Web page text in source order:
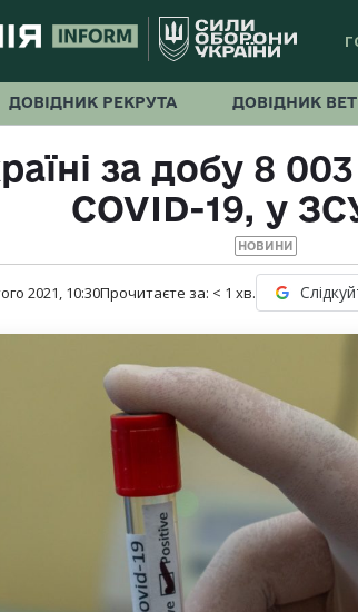
ДОВІДНИК РЕКРУТА ДОВІДНИК
за добу 8
COVID-19, у
НОВИНИ
2021, 10:30Прочитаєте за: < 1 хв.